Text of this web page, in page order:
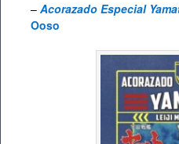
– Acorazado Especial
Ooso